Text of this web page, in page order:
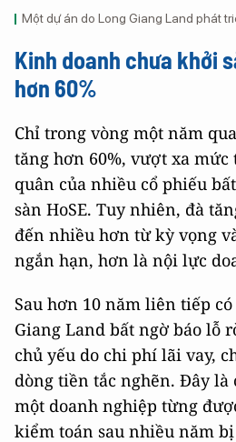
Một dự án do Long Giang Land phát
Kinh doanh chưa khởi
hơn 60%
Chỉ trong vòng một năm
tăng hơn 60%, vượt xa
quân của nhiều cổ phiếu
sàn HoSE. Tuy nhiên, đà
đến nhiều hơn từ kỳ vọng
ngắn hạn, hơn là nội lực
Sau hơn 10 năm liên tiếp
Giang Land bất ngờ báo lỗ
chủ yếu do chi phí lãi vay,
dòng tiền tắc nghẽn. Đây là
một doanh nghiệp từng
kiểm toán sau nhiều năm